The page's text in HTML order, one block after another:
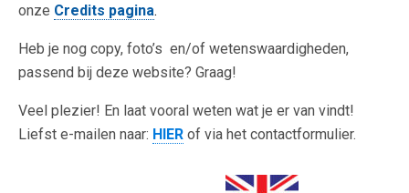
onze Credits pagina.
Heb je nog copy, foto’s en/of wetenswaardigheden,
passend bij deze website? Graag!
Veel plezier! En laat vooral weten wat je er van vindt!
Liefst e-mailen naar: HIER of via het contactformulier.